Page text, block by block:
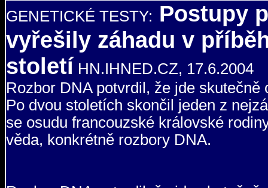
GENETICKÉ TESTY: Postupy
vyřešily záhadu v
století HN.IHNED.CZ, 17.6.2004
Rozbor DNA potvrdil, že jde skutečně
Po dvou stoletích skončil jeden z
se osudu francouzské královské
věda, konkrétně rozbory DNA.